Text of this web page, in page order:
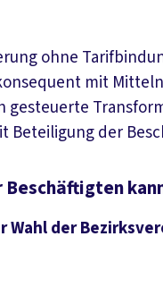
ohne
mit
gesteuerte
Beteiligung der
Wahl der